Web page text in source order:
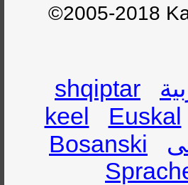
©2005-2018
shqiptar
keel
Euskal
Bosanski